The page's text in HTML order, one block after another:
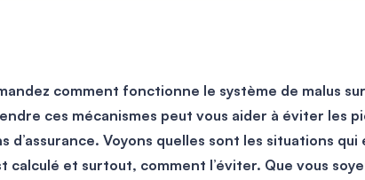
comment fonctionne le système de malus
ces mécanismes peut vous aider à éviter les
d’assurance. Voyons quelles sont les situations
calculé et surtout, comment l’éviter. Que vous